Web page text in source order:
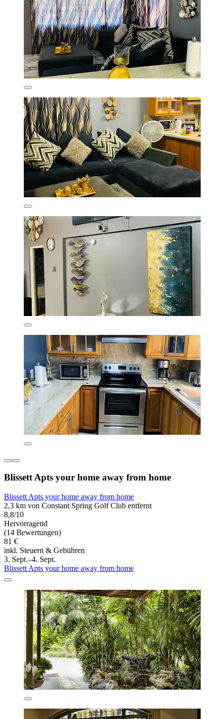
Blissett Apts your home away from home
Blissett Apts your home away from home
2,3 km von Constant Spring Golf Club entfernt
8,8/10
Hervorragend
(14 Bewertungen)
81 €
inkl. Steuern & Gebühren
3. Sept.–4. Sept.
Blissett Apts your home away from home